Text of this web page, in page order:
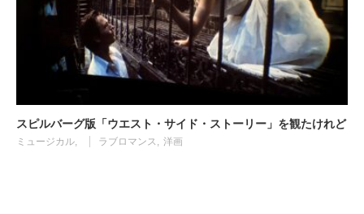
スピルバーグ版「ウエスト・サイド・ストーリー」を観たけれど
ミュージカル ラブロマンス 洋画